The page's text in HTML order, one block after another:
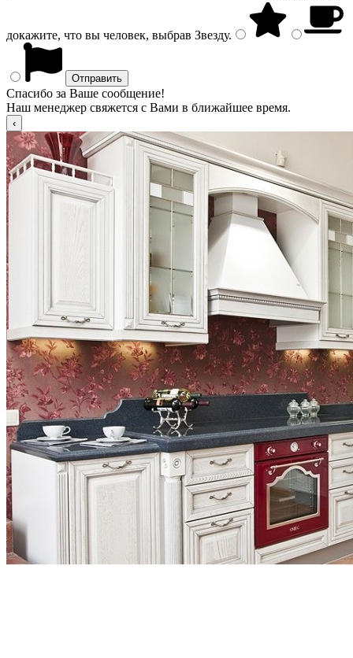
докажите, что вы человек, выбрав Звезду.
Спасибо за Ваше сообщение!
Наш менеджер свяжется с Вами в ближайшее время.